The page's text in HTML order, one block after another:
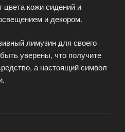
цвета кожи сидений и
и декором.
лимузин для своего
уверены, что получите
а настоящий символ